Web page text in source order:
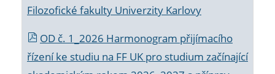
Filozofické fakulty Univerzity Karlovy
OD č. 1_2026 Harmonogram přijímacího
řízení ke studiu na FF UK pro studium začínající